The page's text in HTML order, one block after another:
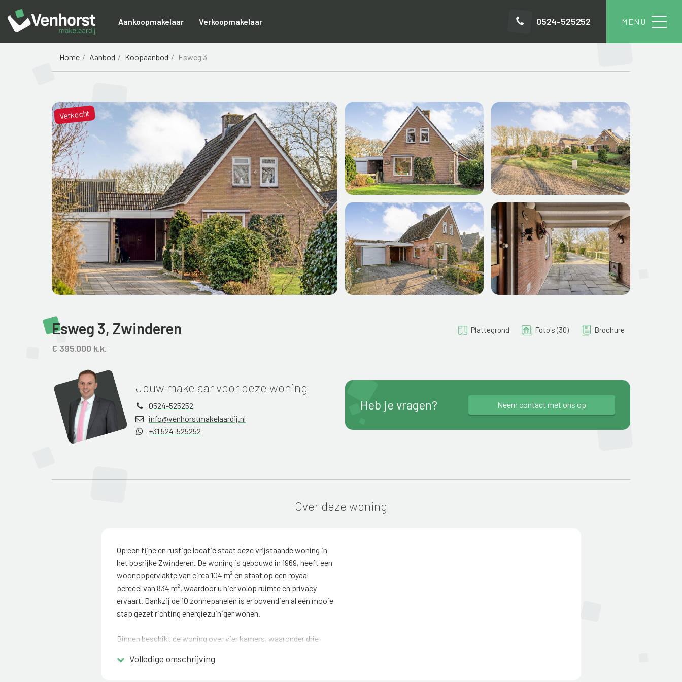
0524-525252
Aankoopmakelaar Verkoopmakelaar
Home Aanbod Koopaanbod Esweg 3
Verkocht
Esweg 3, Zwinderen
€ 395.000 k.k.
Plattegrond Foto's (30) Brochure
Jouw makelaar voor deze woning
0524-525252
info@venhorstmakelaardij.nl
+31 524-525252
Heb je vragen? Neem contact met ons op
Over deze woning
Op een fijne en rustige locatie staat deze vrijstaande woning in
het bosrijke Zwinderen. De woning is gebouwd in 1969, heeft een
woonoppervlakte van circa 104 m² en staat op een royaal
perceel van 834 m², waardoor u hier volop ruimte en privacy
ervaart. Dankzij de 10 zonnepanelen is er bovendien al een mooie
stap gezet richting energiezuiniger wonen.
Binnen beschikt de woning over vier kamers, waaronder drie
slaapkamer en badkamer aanwezig zijn, waardoor gelijkvloers
Volledige omschrijving